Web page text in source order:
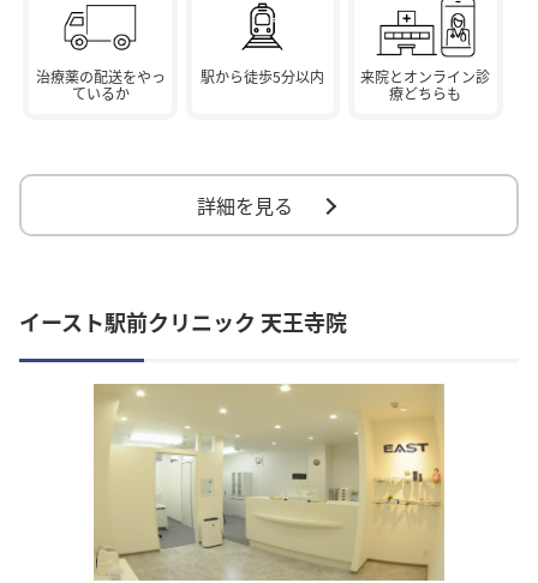
治療薬の配送をやっ
ているか
駅から徒歩5分以内
来院とオンライン診
療どちらも
詳細を見る
イースト駅前クリニック 天王寺院